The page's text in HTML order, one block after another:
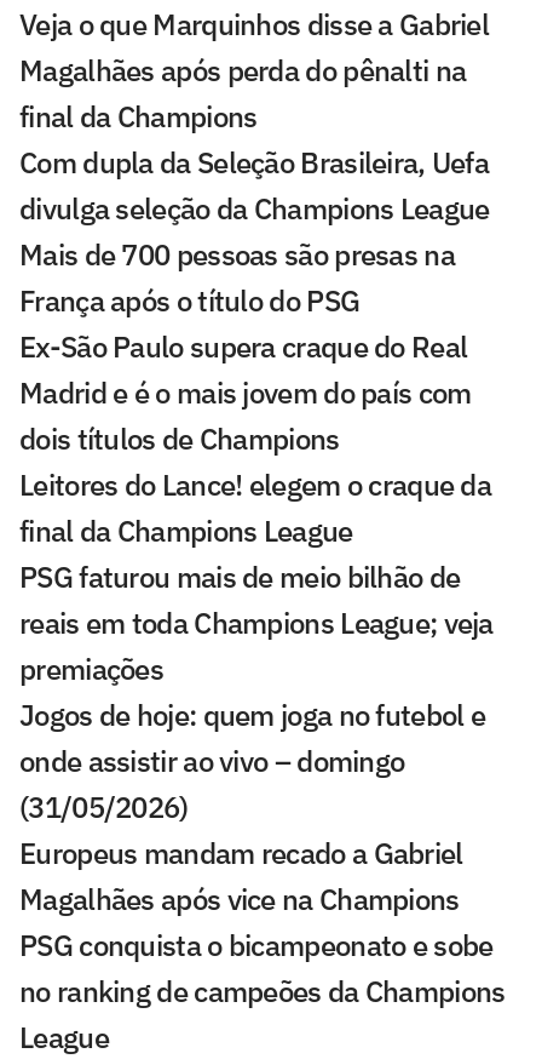
Veja o que Marquinhos disse a Gabriel
Magalhães após perda do pênalti na
final da Champions
Com dupla da Seleção Brasileira, Uefa
divulga seleção da Champions League
Mais de 700 pessoas são presas na
França após o título do PSG
Ex-São Paulo supera craque do Real
Madrid e é o mais jovem do país com
dois títulos de Champions
Leitores do Lance! elegem o craque da
final da Champions League
PSG faturou mais de meio bilhão de
reais em toda Champions League; veja
premiações
Jogos de hoje: quem joga no futebol e
onde assistir ao vivo – domingo
(31/05/2026)
Europeus mandam recado a Gabriel
Magalhães após vice na Champions
PSG conquista o bicampeonato e sobe
no ranking de campeões da Champions
League